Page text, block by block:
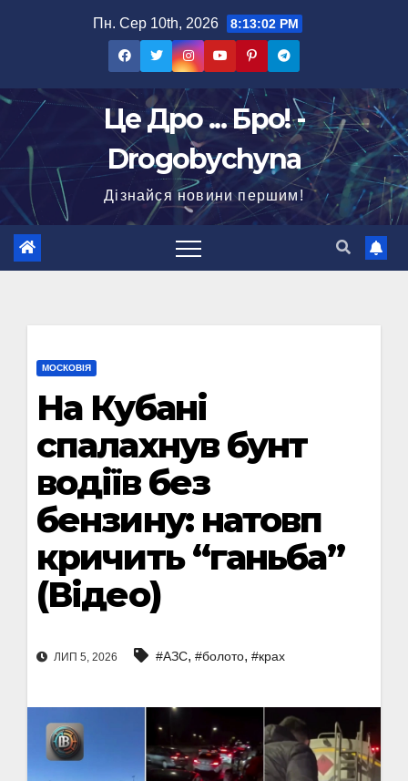
Пн. Сер 10th, 2026 8:13:03 PM
Це Дро ... Бро! -
Drogobychyna
Дізнайся новини першим!
МОСКОВІЯ
На Кубані
спалахнув бунт
водіїв без
бензину: натовп
кричить “ганьба”
(Відео)
ЛИП 5, 2026 #АЗС, #болото, #крах